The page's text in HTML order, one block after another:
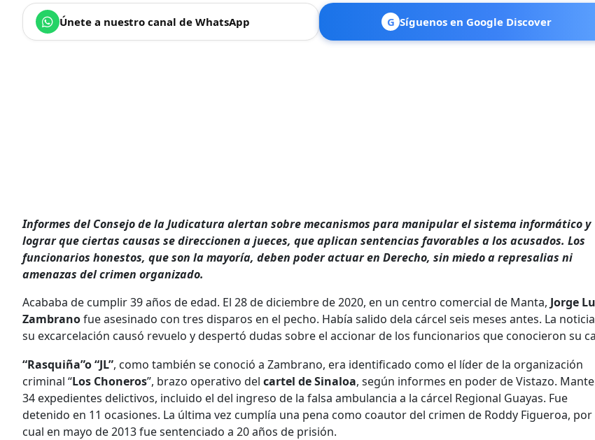
Únete a nuestro canal de WhatsApp G Síguenos en Google Discover
Informes del Consejo de la Judicatura alertan sobre mecanismos para manipular el sistema informático y
lograr que ciertas causas se direccionen a jueces, que aplican sentencias favorables a los acusados. Los
funcionarios honestos, que son la mayoría, deben poder actuar en Derecho, sin miedo a represalias ni
amenazas del crimen organizado.
Acababa de cumplir 39 años de edad. El 28 de diciembre de 2020, en un centro comercial de Manta, Jorge
Zambranofue asesinado con tres disparos en el pecho. Había salido dela cárcel seis meses antes. La
su excarcelación causó revuelo y despertó dudas sobre el accionar de los funcionarios que conocieron su
“Rasquiña”o “JL”, como también se conoció a Zambrano, era identificado como el líder de la organización
criminal “Los Choneros”, brazo operativo del cartel de Sinaloa, según informes en poder de Vistazo.
34 expedientes delictivos, incluido el del ingreso de la falsa ambulancia a la cárcel Regional Guayas. Fue
detenido en 11 ocasiones. La última vez cumplía una pena como coautor del crimen de Roddy Figueroa, por
cual en mayo de 2013 fue sentenciado a 20 años de prisión.